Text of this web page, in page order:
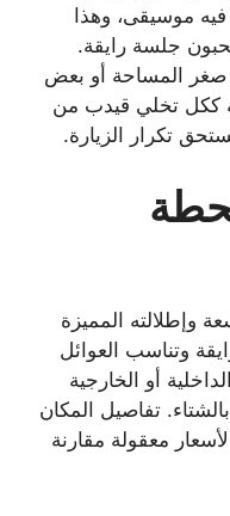
فيه موسيقى، وهذا
جلسة رايقة.
المساحة أو بعض
ككل تخلي قيدب من
تكرار الزيارة.
وإطلالته المميزة
وتناسب العوائل
أو الخارجية
تفاصيل المكان
معقولة مقارنة